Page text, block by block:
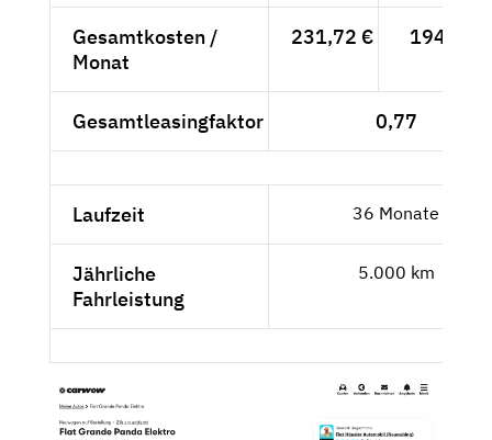
Gesamtkosten /
Monat
231,72 € 194,72 €
Gesamtleasingfaktor 0,77
Laufzeit 36 Monate
Jährliche
Fahrleistung
5.000 km